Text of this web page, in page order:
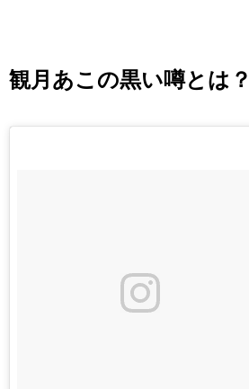
観月あこの黒い噂とは？